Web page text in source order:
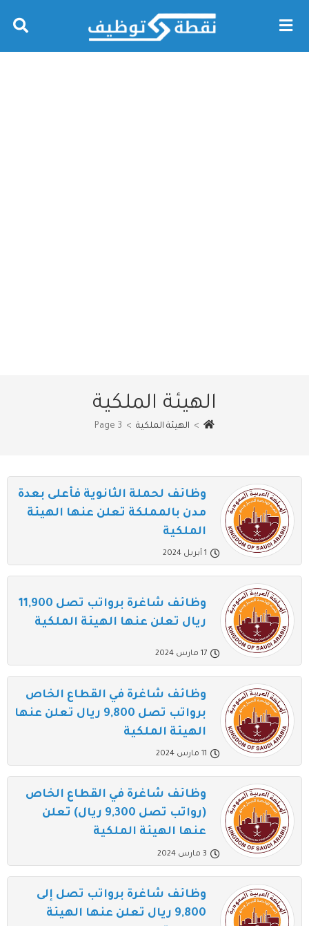
الهيئة الملكية
> الهيئة الملكية >
Page 3
وظائف لحملة الثانوية فأعلى بعدة
مدن بالمملكة تعلن عنها الهيئة
الملكية
1 أبريل 2024
وظائف شاغرة برواتب تصل 11,900
ريال تعلن عنها الهيئة الملكية
17 مارس 2024
وظائف شاغرة في القطاع الخاص
برواتب تصل 9,800 ريال تعلن عنها
الهيئة الملكية
11 مارس 2024
وظائف شاغرة في القطاع الخاص
(رواتب تصل 9,300 ريال) تعلن
عنها الهيئة الملكية
3 مارس 2024
وظائف شاغرة برواتب تصل إلى
9,800 ريال تعلن عنها الهيئة